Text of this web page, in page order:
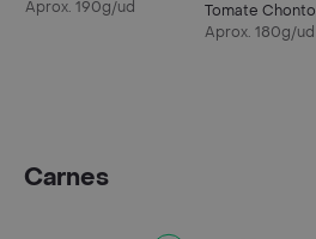
Aprox. 190g/ud
Tomate Chonto
Aprox. 180g/ud
Carnes